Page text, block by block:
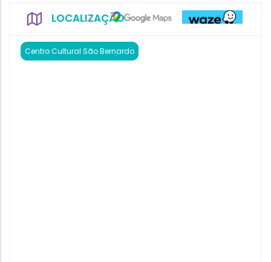
LOCALIZAÇÃO
Centro Cultural São Bernardo